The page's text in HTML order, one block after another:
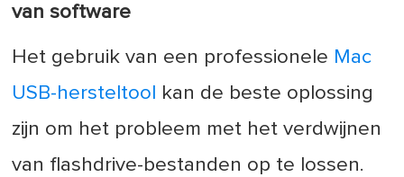
van software
Het gebruik van een professionele Mac
USB-hersteltool
kan de beste oplossing
zijn om het probleem met het verdwijnen
van flashdrive-bestanden op te lossen.